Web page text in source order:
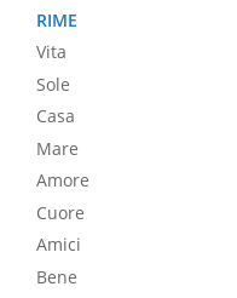
RIME
Vita
Sole
Casa
Mare
Amore
Cuore
Amici
Bene